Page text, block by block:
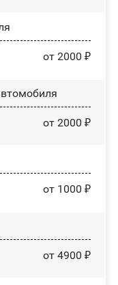
от 2000 ₽
от 2000 ₽
от 1000 ₽
от 4900 ₽